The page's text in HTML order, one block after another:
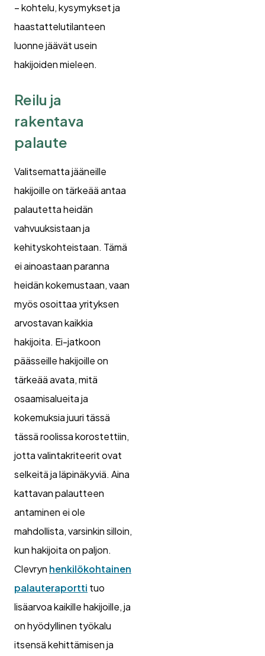
– kohtelu, kysymykset ja
haastattelutilanteen
luonne jäävät usein
hakijoiden mieleen.
Reilu ja
rakentava
palaute
Valitsematta jääneille
hakijoille on tärkeää antaa
palautetta heidän
vahvuuksistaan ja
kehityskohteistaan. Tämä
ei ainoastaan paranna
heidän kokemustaan, vaan
myös osoittaa yrityksen
arvostavan kaikkia
hakijoita. Ei-jatkoon
päässeille hakijoille on
tärkeää avata, mitä
osaamisalueita ja
kokemuksia juuri tässä
tässä roolissa korostettiin,
jotta valintakriteerit ovat
selkeitä ja läpinäkyviä. Aina
kattavan palautteen
antaminen ei ole
mahdollista, varsinkin silloin,
kun hakijoita on paljon.
Clevryn henkilökohtainen
palauteraportti tuo
lisäarvoa kaikille hakijoille, ja
on hyödyllinen työkalu
itsensä kehittämisen ja